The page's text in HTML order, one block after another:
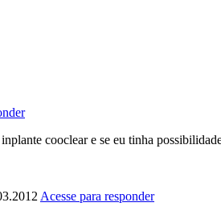
cooclear e se eu tinha
Acesse para responder